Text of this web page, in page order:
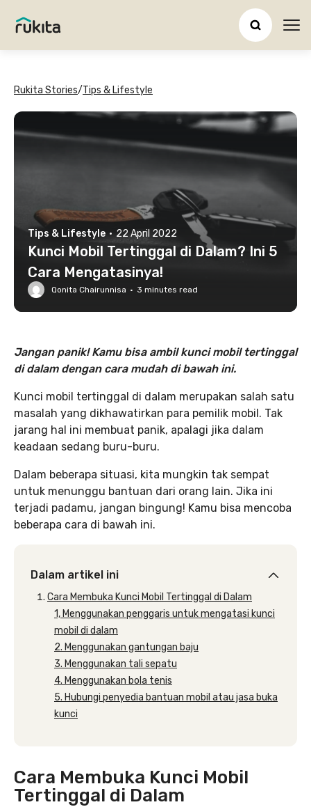
Rukita Stories/Tips & Lifestyle
Tips & Lifestyle · 22 April 2022
Kunci Mobil Tertinggal di Dalam? Ini 5
Cara Mengatasinya!
Qonita Chairunnisa · 3 minutes read
Jangan panik! Kamu bisa ambil kunci mobil tertinggal
di dalam dengan cara mudah di bawah ini.
Kunci mobil tertinggal di dalam merupakan salah satu
masalah yang dikhawatirkan para pemilik mobil. Tak
jarang hal ini membuat panik, apalagi jika dalam
keadaan sedang buru-buru.
Dalam beberapa situasi, kita mungkin tak sempat
untuk menunggu bantuan dari orang lain. Jika ini
terjadi padamu, jangan bingung! Kamu bisa mencoba
beberapa cara di bawah ini.
Dalam artikel ini
Cara Membuka Kunci Mobil Tertinggal di Dalam
1, Menggunakan penggaris untuk mengatasi kunci
mobil di dalam
2. Menggunakan gantungan baju
3. Menggunakan tali sepatu
4. Menggunakan bola tenis
5. Hubungi penyedia bantuan mobil atau jasa buka
kunci
Cara Membuka Kunci Mobil
Tertinggal di Dalam